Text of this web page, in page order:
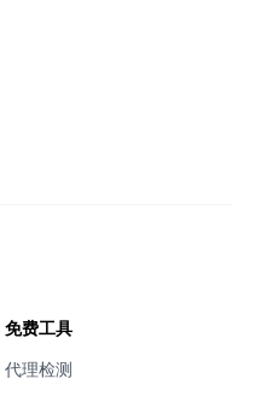
免费工具
代理检测